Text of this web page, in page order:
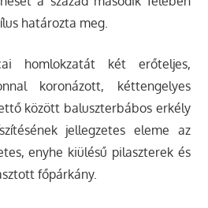
határozta meg.
homlokzatát két erőteljes,
koronázott, kéttengelyes
között baluszterbábos erkély
jellegzetes eleme az
enyhe kiülésű pilaszterek és
főpárkány.